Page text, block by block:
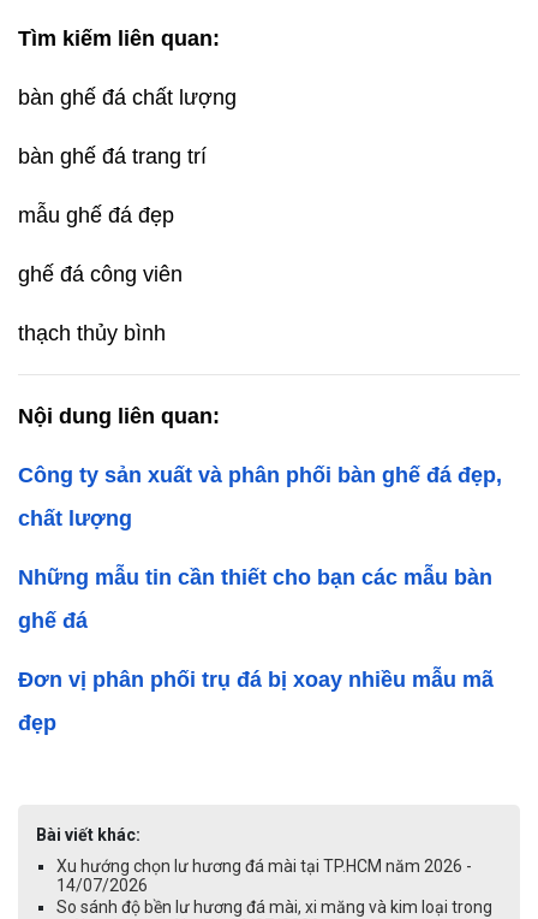
Tìm kiếm liên quan:
bàn ghế đá chất lượng
bàn ghế đá trang trí
mẫu ghế đá đẹp
ghế đá công viên
thạch thủy bình
Nội dung liên quan:
Công ty sản xuất và phân phối bàn ghế đá đẹp,
chất lượng
Những mẫu tin cần thiết cho bạn các mẫu bàn
ghế đá
Đơn vị phân phối trụ đá bị xoay nhiều mẫu mã
đẹp
Bài viết khác:
Xu hướng chọn lư hương đá mài tại TP.HCM năm 2026 -
14/07/2026
So sánh độ bền lư hương đá mài, xi măng và kim loại trong